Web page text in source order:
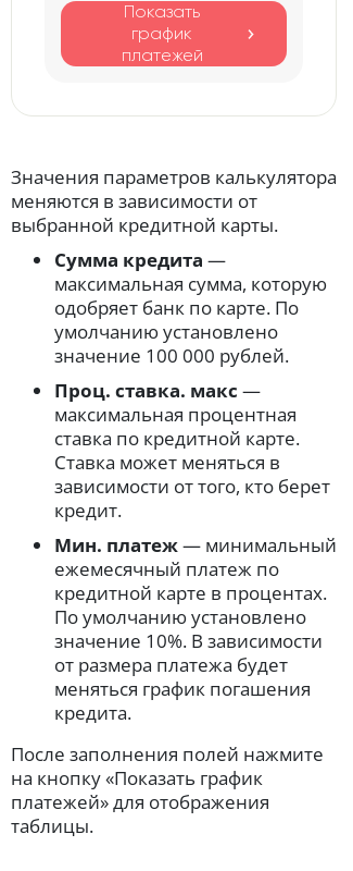
Показать
график
платежей
Значения параметров калькулятора
меняются в зависимости от
выбранной кредитной карты.
Сумма кредита —
максимальная сумма, которую
одобряет банк по карте. По
умолчанию установлено
значение 100 000 рублей.
Проц. ставка. макс —
максимальная процентная
ставка по кредитной карте.
Ставка может меняться в
зависимости от того, кто берет
кредит.
Мин. платеж— минимальный
ежемесячный платеж по
кредитной карте в процентах.
По умолчанию установлено
значение 10%. В зависимости
от размера платежа будет
меняться график погашения
кредита.
После заполнения полей нажмите
на кнопку «Показать график
платежей» для отображения
таблицы.